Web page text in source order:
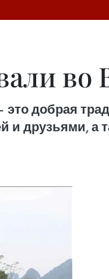
во
добрая
друзьями, а